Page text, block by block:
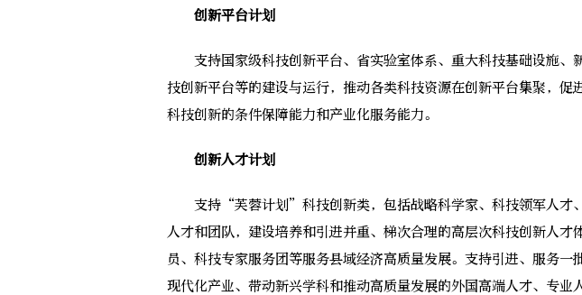
创新平台计划
支持国家级科技创新平台、省实验室体系、重大科技基础设施、
技创新平台等的建设与运行，推动各类科技资源在创新平台集聚，促
科技创新的条件保障能力和产业化服务能力。
创新人才计划
支持“芙蓉计划”科技创新类，包括战略科学家、科技领军人才
人才和团队，建设培养和引进并重、梯次合理的高层次科技创新人才
员、科技专家服务团等服务县域经济高质量发展。支持引进、服务一
现代化产业、带动新兴学科和推动高质量发展的外国高端人才、专业